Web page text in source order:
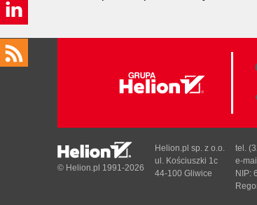
© Helion.pl 1991-2026
Helion.pl sp. z o.o.
ul. Kościuszki 1c
44-100 Gliwice
tel.
e-
NIP: